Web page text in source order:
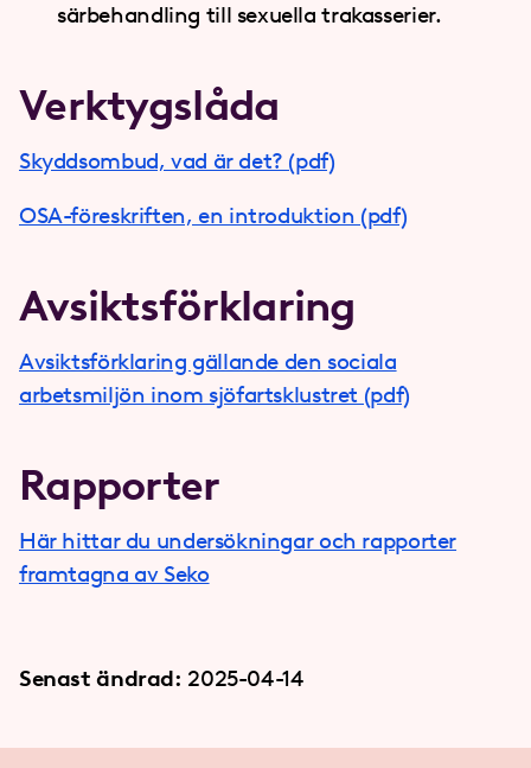
särbehandling till sexuella trakasserier.
Verktygslåda
Skyddsombud, vad är det? (pdf)
OSA-föreskriften, en introduktion (pdf)
Avsiktsförklaring
Avsiktsförklaring gällande den sociala
arbetsmiljön inom sjöfartsklustret (pdf)
Rapporter
Här hittar du undersökningar och rapporter
framtagna av Seko
Senast ändrad: 2025-04-14